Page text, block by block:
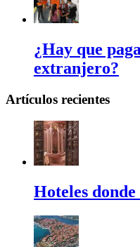
¿Hay que
extranjero?
Artículos recientes
Hoteles